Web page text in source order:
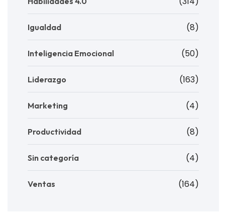
Igualdad (8)
Inteligencia Emocional (50)
Liderazgo (163)
Marketing (4)
Productividad (8)
Sin categoría (4)
Ventas (164)